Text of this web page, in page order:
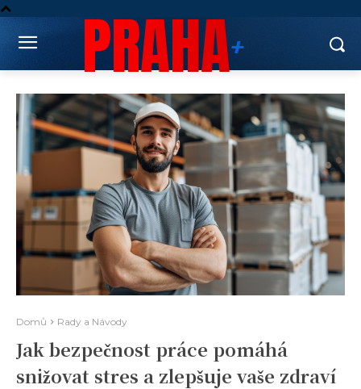
PRAHA+
Domů Rady a Návody
Jak bezpečnost práce pomáhá
snižovat stres a zlepšuje vaše zdraví